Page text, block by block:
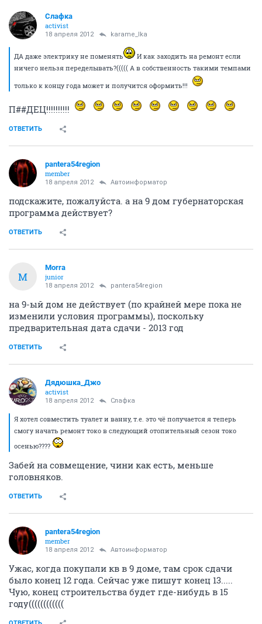
Слафка
activist
18 апреля 2012 karame_lka
ДА даже электрику не поменять
И как заходить на ремонт если
ничего нельзя переделывать?((((( А в собственность такими темпами
только к концу года может и получится оформить!!!
П##ДЕЦ!!!!!!!!!!
ОТВЕТИТЬ
pantera54region
member
18 апреля 2012 Автоинформатор
подскажите, пожалуйста. а на 9 дом губернаторская
программа действует?
ОТВЕТИТЬ
M
Morra
junior
18 апреля 2012 pantera54region
на 9-ый дом не действует (по крайней мере пока не
изменили условия программы), поскольку
предварительная дата сдачи - 2013 год
ОТВЕТИТЬ
Дядюшка_Джо
activist
18 апреля 2012 Слафка
Я хотел совместить туалет и ванну, т.е. это чё получается я теперь
смогу начать ремонт токо в следующий отопительный сезон токо
осенью????
Забей на совмещение, чини как есть, меньше
головняков.
ОТВЕТИТЬ
pantera54region
member
18 апреля 2012 Автоинформатор
Ужас, когда покупали кв в 9 доме, там срок сдачи
было конец 12 года. Сейчас уже пишут конец 13.....
Чую, конец строительства будет где-нибудь в 15
году((((((((((((